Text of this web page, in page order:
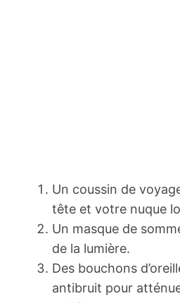
Un coussin de
tête et votre nuque
Un masque de
de la lumière.
Des bouchons
antibruit pour